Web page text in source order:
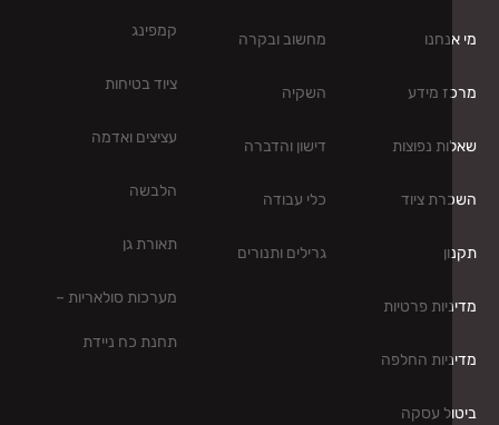
מידע
נפוצות
ציוד
פרטיות
החלפה
עסקה
מחשוב ובקרה
דישון והדברה
כלי עבודה
גרילים ותנורים
ציוד בטיחות
עציצים ואדמה
הלבשה
תאורת גן
מערכות סולאריות –
תחנת כח ניידת